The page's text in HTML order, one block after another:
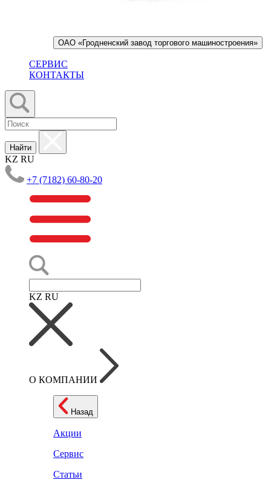
ОАО «Гродненский завод торгового машиностроения»
СЕРВИС
КОНТАКТЫ
Найти
KZ RU
+7 (7182) 60-80-20
KZ RU
О КОМПАНИИ
Назад
Акции
Сервис
Статьи